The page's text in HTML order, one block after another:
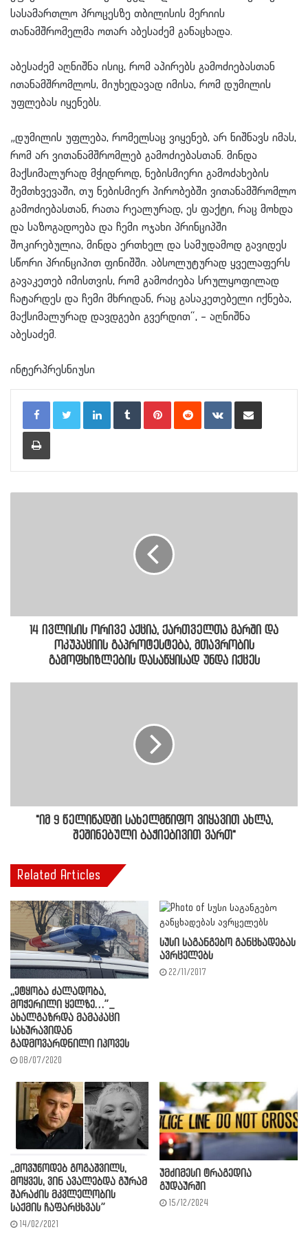
სასამართლო პროცესზე თბილისის მერიის
თანამშრომელმა ოთარ აბესაძემ განაცხადა.
აბესაძემ აღნიშნა ისიც, რომ აპირებს გამოძიებასთან
ითანამშრომლოს, მიუხედავად იმისა, რომ დუმილის
უფლებას იყენებს.
„დუმილის უფლება, რომელსაც ვიყენებ, არ ნიშნავს იმას,
რომ არ ვითანამშრომლებ გამოძიებასთან. მინდა
მაქსიმალურად მჭიდროდ, ნებისმიერი გამოძახების
შემთხვევაში, თუ ნებისმიერ პირობებში ვითანამშრომლო
გამოძიებასთან, რათა რეალურად, ეს ფაქტი, რაც მოხდა
და საზოგადოება და ჩემი ოჯახი პრინციპში
შოკირებულია, მინდა ერთხელ და სამუდამოდ გავიდეს
სწორი პრინციპით ფინიშში. აბსოლუტურად ყველაფერს
გავაკეთებ იმისთვის, რომ გამოძიება სრულყოფილად
ჩატარდეს და ჩემი მხრიდან, რაც გასაკეთებელი იქნება,
მაქსიმალურად დავდგები გვერდით“, – აღნიშნა
აბესაძემ.
ინტერპრესნიუსი
LinkedInTumblr PinterestReddit VKontakteShare via Email
Print
14 ივლისის ორივე აქცია, ქართველთა მარში და
ოკუპაციის გაპროტესტება, მთავრობის
გამოფხიზლების დასაწყისად უნდა იქცეს
"იმ 9 წელიწადში სახელმწიფო ვიყავით ახლა,
შეშინებული ბაჭიებივით ვართ"
Related Articles
,,ეტყობა ძალადობა,
მოჭერილი ყელზე…”_
ახალგაზრდა მამაკაცი
სახურავიდან
გადმოვარდნილი იპოვეს
08/07/2020
სუსი საგანგებო განცხადებას
ავრცელებს
22/11/2017
,,მოვუწოდებ გოგაშვილს,
მოყვეს, ვინ ავალებდა გურამ
შარაძის მკვლელობის
საქმის ჩაფარცხვას”
14/02/2021
უმძიმესი ტრაგედია
გუდაურში
15/12/2024